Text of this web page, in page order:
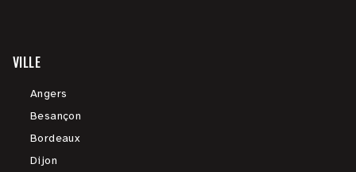
VILLE
Angers
Besançon
Bordeaux
Dijon